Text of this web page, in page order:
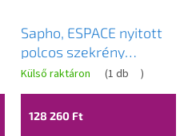
Sapho, ESPACE nyitott
polcos szekrény
20x172x32cm, Alabama
tölgy, ESC100-2222
Külső raktáron (1 db )
128 260 Ft